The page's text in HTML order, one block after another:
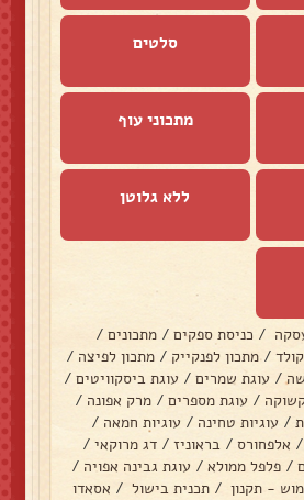
סלטים
מתכוני עוף
ללא גלוטן
/ כניסת ספקים / מתכונים /
/ מתכון לפנקייק / מתכון לפיצה /
/ עוגת שמרים / עוגת ביסקוויטים /
/ עוגת מספרים / מרק אפונה /
/ עוגיות טחינה / עוגיות חמאה /
/ אלפחורס / בראוניז / דג מרוקאי /
/ פלפל ממולא / עוגת גבינה אפויה /
- תקנון / תכנית בישול / אסאדו